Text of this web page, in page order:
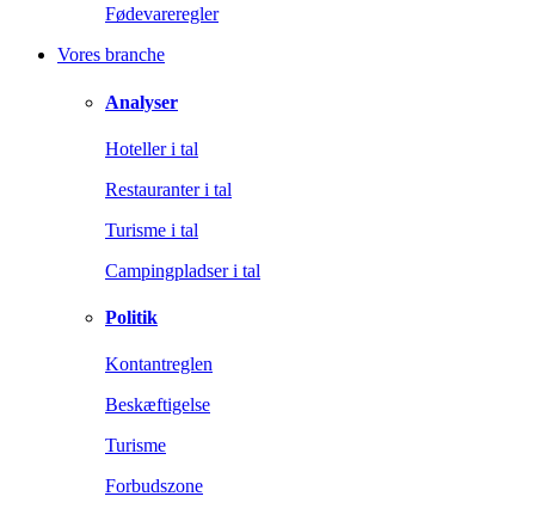
Fødevareregler
Vores branche
Analyser
Hoteller i tal
Restauranter i tal
Turisme i tal
Campingpladser i tal
Politik
Kontantreglen
Beskæftigelse
Turisme
Forbudszone